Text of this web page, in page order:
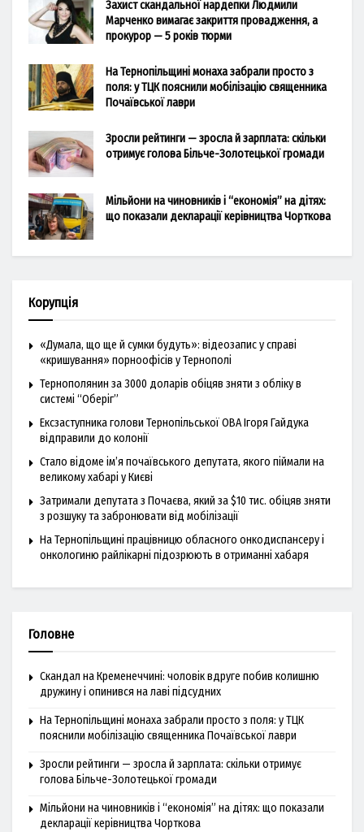
Захист скандальної нардепки Людмили
Марченко вимагає закриття провадження, а
прокурор — 5 років тюрми
На Тернопільщині монаха забрали просто з
поля: у ТЦК пояснили мобілізацію священника
Почаївської лаври
Зросли рейтинги — зросла й зарплата: скільки
отримує голова Більче-Золотецької громади
Мільйони на чиновників і “економія” на дітях:
що показали декларації керівництва Чорткова
Корупція
«Думала, що ще й сумки будуть»: відеозапис у справі
«кришування» порноофісів у Тернополі
Тернополянин за 3000 доларів обіцяв зняти з обліку в
системі “Оберіг”
Ексзаступника голови Тернопільської ОВА Ігоря Гайдука
відправили до колонії
Стало відоме ім’я почаївського депутата, якого піймали на
великому хабарі у Києві
Затримали депутата з Почаєва, який за $10 тис. обіцяв зняти
з розшуку та забронювати від мобілізації
На Тернопільщині працівницю обласного онкодиспансеру і
онкологиню райлікарні підозрюють в отриманні хабаря
Головне
Скандал на Кременеччині: чоловік вдруге побив колишню
дружину і опинився на лаві підсудних
На Тернопільщині монаха забрали просто з поля: у ТЦК
пояснили мобілізацію священника Почаївської лаври
Зросли рейтинги — зросла й зарплата: скільки отримує
голова Більче-Золотецької громади
Мільйони на чиновників і “економія” на дітях: що показали
декларації керівництва Чорткова